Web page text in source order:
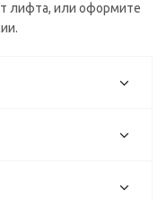
лифта, или оформите